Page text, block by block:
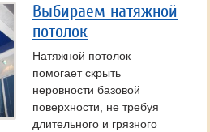
Выбираем натяжной
потолок
Натяжной потолок
помогает скрыть
неровности базовой
поверхности, не требуя
длительного и грязного